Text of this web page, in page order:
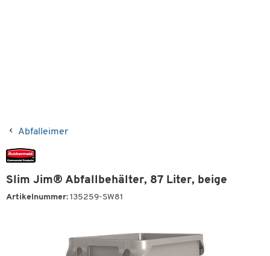
Abfalleimer
Slim Jim® Abfallbehälter, 87 Liter, beige
Artikelnummer: 135259-SW81